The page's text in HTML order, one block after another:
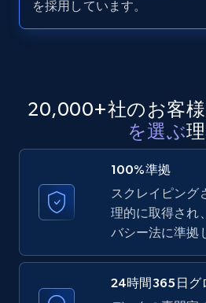
LinkedIn posts - Discover
URL, ID, User id, Use url, Title,
text, Date posted, and more.
1.5K+
を採用しています。
20,000+社のお客
を選ぶ
100%準拠
スクレイピング
理的に取得され
バシー法に準拠
24時間365日グ